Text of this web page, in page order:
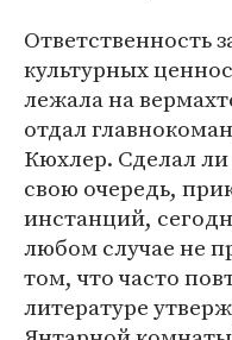
Ответственность
культурных
лежала на
отдал
Кюхлер. Сделал
свою очередь,
инстанций,
любом случае не
том, что часто
литературе